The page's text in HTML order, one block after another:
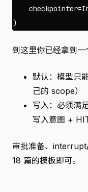
checkpointer=
)
到这里你已经拿到一
默认：模型只
己的 scope）
写入：必须满
写入意图 +
审批准备、
18 篇的模板即可。